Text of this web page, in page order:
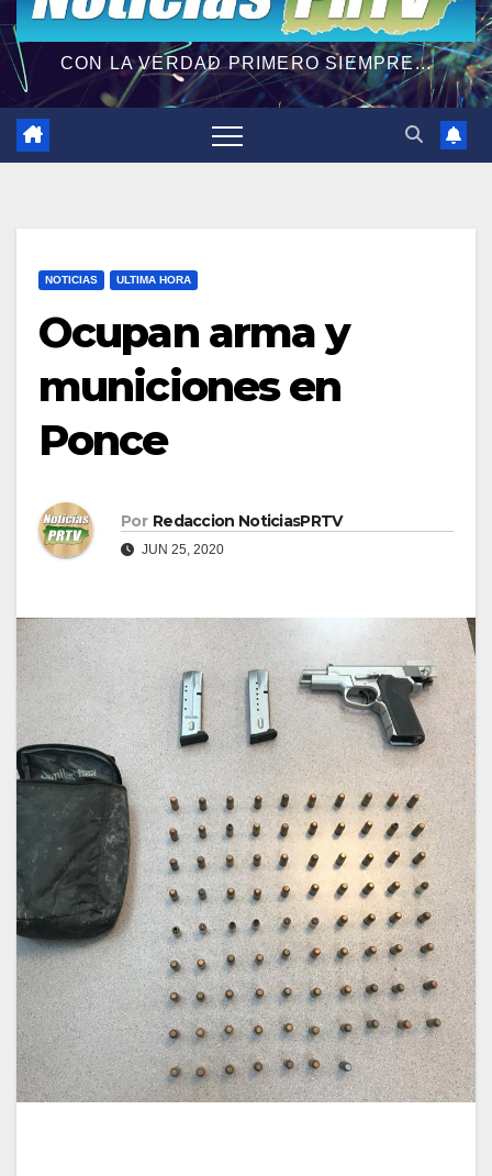
CON LA VERDAD PRIMERO SIEMPRE...
NOTICIAS ULTIMA HORA
Ocupan arma y
municiones en
Ponce
Por Redaccion NoticiasPRTV
JUN 25, 2020